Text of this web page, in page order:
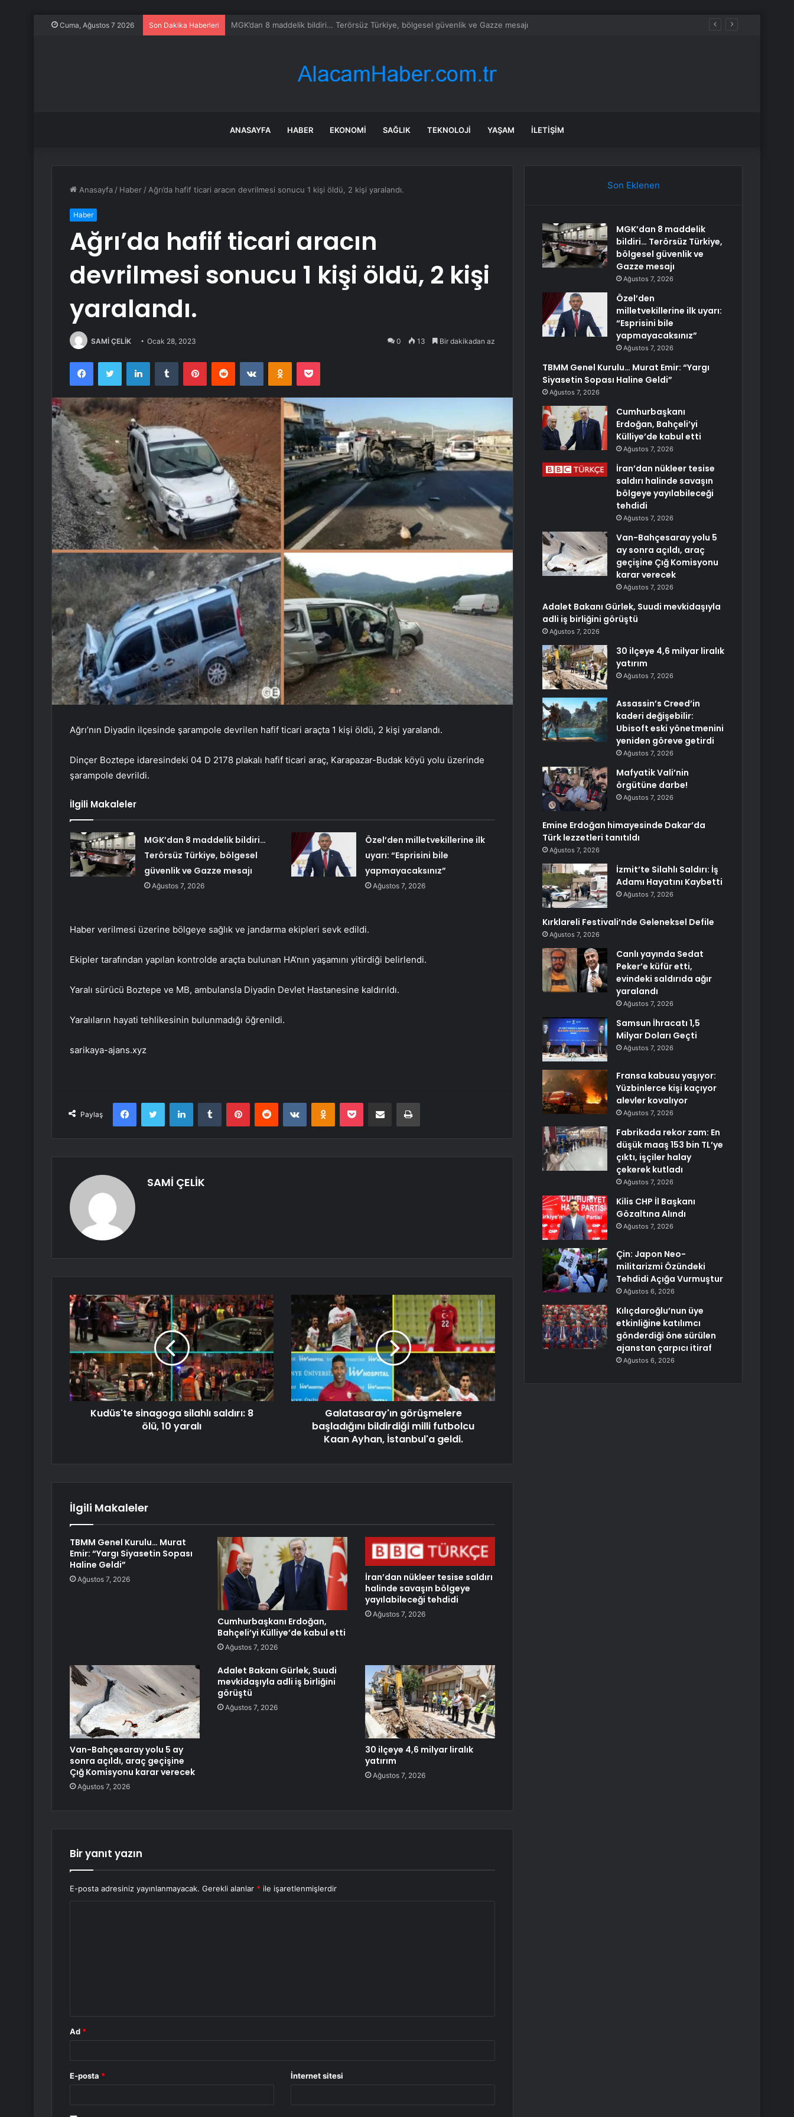
Cuma, Ağustos 7 2026 Son Dakika Haberleri Özel’den milletvekillerine ilk uyarı: “Esprisini bile yapmayacaksınız”
ANASAYFA HABER EKONOMI SAĞLIK TEKNOLOJI YAŞAM İLETIŞIM
Anasayfa / Haber / Ağrı’da hafif ticari aracın devrilmesi sonucu 1 kişi öldü, 2 kişi yaralandı.
Haber
Ağrı’da hafif ticari aracın
devrilmesi sonucu 1 kişi öldü, 2 kişi
yaralandı.
SAMİ ÇELİK Ocak 28, 2023 0 13 Bir dakikadan az
FacebookTwitter LinkedInTumblr PinterestReddit VKontakteOdnoklassniki
Pocket
Ağrı’nın Diyadin ilçesinde şarampole devrilen hafif ticari araçta 1 kişi öldü, 2 kişi yaralandı.
Dinçer Boztepe idaresindeki 04 D 2178 plakalı hafif ticari araç, Karapazar-Budak köyü yolu üzerinde
şarampole devrildi.
İlgili Makaleler
MGK’dan 8 maddelik bildiri…
Terörsüz Türkiye, bölgesel
güvenlik ve Gazze mesajı
Ağustos 7, 2026
Özel’den milletvekillerine ilk
uyarı: “Esprisini bile
yapmayacaksınız”
Ağustos 7, 2026
Haber verilmesi üzerine bölgeye sağlık ve jandarma ekipleri sevk edildi.
Ekipler tarafından yapılan kontrolde araçta bulunan HA’nın yaşamını yitirdiği belirlendi.
Yaralı sürücü Boztepe ve MB, ambulansla Diyadin Devlet Hastanesine kaldırıldı.
Yaralıların hayati tehlikesinin bulunmadığı öğrenildi.
sarikaya-ajans.xyz
Paylaş
FacebookTwitter LinkedInTumblr PinterestReddit VKontakteOdnoklassniki
Pocket E-Posta ile paylaş Yazdır
SAMİ ÇELİK
Kudüs'te sinagoga silahlı saldırı: 8
ölü, 10 yaralı
Galatasaray'ın görüşmelere
başladığını bildirdiği milli futbolcu
Kaan Ayhan, İstanbul'a geldi.
İlgili Makaleler
TBMM Genel Kurulu… Murat
Emir: “Yargı Siyasetin Sopası
Haline Geldi”
Ağustos 7, 2026
Cumhurbaşkanı Erdoğan,
Bahçeli’yi Külliye’de kabul etti
Ağustos 7, 2026
İran’dan nükleer tesise saldırı
halinde savaşın bölgeye
yayılabileceği tehdidi
Ağustos 7, 2026
Van-Bahçesaray yolu 5 ay
sonra açıldı, araç geçişine
Çığ Komisyonu karar verecek
Ağustos 7, 2026
Adalet Bakanı Gürlek, Suudi
mevkidaşıyla adli iş birliğini
görüştü
Ağustos 7, 2026
30 ilçeye 4,6 milyar liralık
yatırım
Ağustos 7, 2026
Bir yanıt yazın
E-posta adresiniz yayınlanmayacak. Gerekli alanlar * ile işaretlenmişlerdir
Ad *
E-posta * İnternet sitesi
Son Eklenen
MGK’dan 8 maddelik
bildiri… Terörsüz Türkiye,
bölgesel güvenlik ve
Gazze mesajı
Ağustos 7, 2026
Özel’den
milletvekillerine ilk uyarı:
“Esprisini bile
yapmayacaksınız”
Ağustos 7, 2026
TBMM Genel Kurulu… Murat Emir: “Yargı
Siyasetin Sopası Haline Geldi”
Ağustos 7, 2026
Cumhurbaşkanı
Erdoğan, Bahçeli’yi
Külliye’de kabul etti
Ağustos 7, 2026
İran’dan nükleer tesise
saldırı halinde savaşın
bölgeye yayılabileceği
tehdidi
Ağustos 7, 2026
Van-Bahçesaray yolu 5
ay sonra açıldı, araç
geçişine Çığ Komisyonu
karar verecek
Ağustos 7, 2026
Adalet Bakanı Gürlek, Suudi mevkidaşıyla
adli iş birliğini görüştü
Ağustos 7, 2026
30 ilçeye 4,6 milyar liralık
yatırım
Ağustos 7, 2026
Assassin’s Creed’in
kaderi değişebilir:
Ubisoft eski yönetmenini
yeniden göreve getirdi
Ağustos 7, 2026
Mafyatik Vali’nin
örgütüne darbe!
Ağustos 7, 2026
Emine Erdoğan himayesinde Dakar’da
Türk lezzetleri tanıtıldı
Ağustos 7, 2026
İzmit’te Silahlı Saldırı: İş
Adamı Hayatını Kaybetti
Ağustos 7, 2026
Kırklareli Festivali’nde Geleneksel Defile
Ağustos 7, 2026
Canlı yayında Sedat
Peker’e küfür etti,
evindeki saldırıda ağır
yaralandı
Ağustos 7, 2026
Samsun İhracatı 1,5
Milyar Doları Geçti
Ağustos 7, 2026
Fransa kabusu yaşıyor:
Yüzbinlerce kişi kaçıyor
alevler kovalıyor
Ağustos 7, 2026
Fabrikada rekor zam: En
düşük maaş 153 bin TL’ye
çıktı, işçiler halay
çekerek kutladı
Ağustos 7, 2026
Kilis CHP İl Başkanı
Gözaltına Alındı
Ağustos 7, 2026
Çin: Japon Neo-
militarizmi Özündeki
Tehdidi Açığa Vurmuştur
Ağustos 6, 2026
Kılıçdaroğlu’nun üye
etkinliğine katılımcı
gönderdiği öne sürülen
ajanstan çarpıcı itiraf
Ağustos 6, 2026